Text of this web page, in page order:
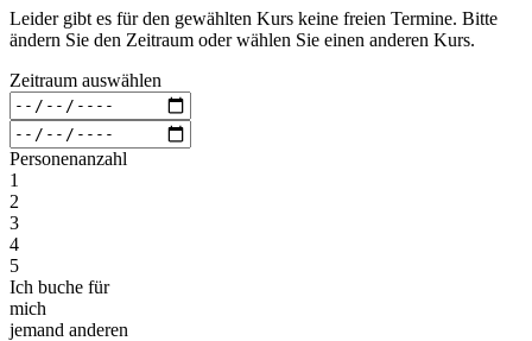
Leider gibt es für den gewählten Kurs keine freien Termine. Bitte
ändern Sie den Zeitraum oder wählen Sie einen anderen Kurs.
Zeitraum auswählen
Personenanzahl
1
2
3
4
5
Ich buche für
mich
jemand anderen